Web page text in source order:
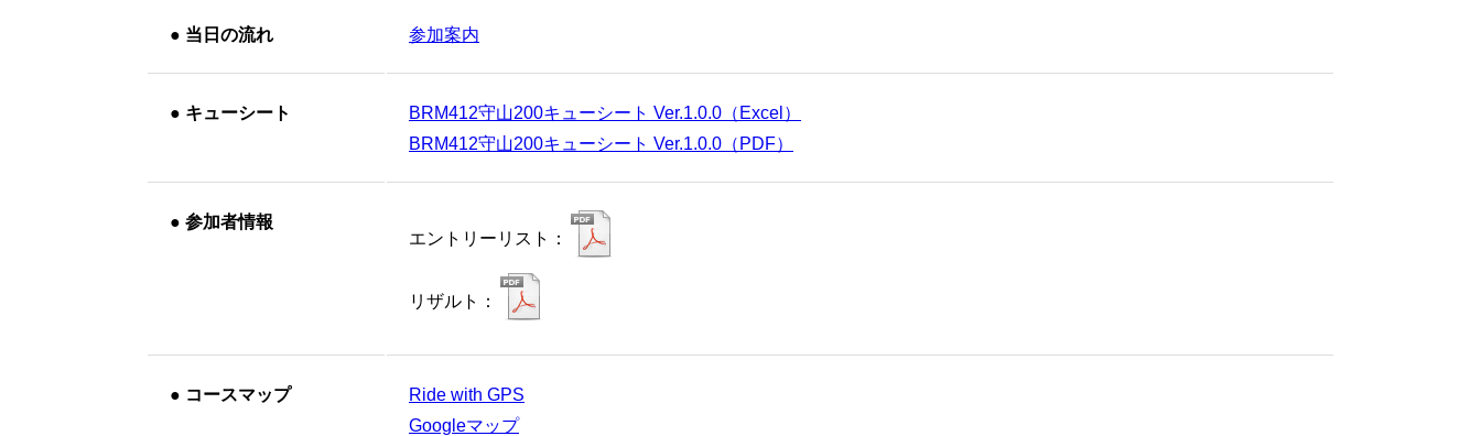
● 当日の流れ 参加案内
● キューシート
BRM412守山200キューシート Ver.1.0.0（Excel）
BRM412守山200キューシート Ver.1.0.0（PDF）
● 参加者情報
エントリーリスト：
リザルト：
● コースマップ
Ride with GPS
Googleマップ